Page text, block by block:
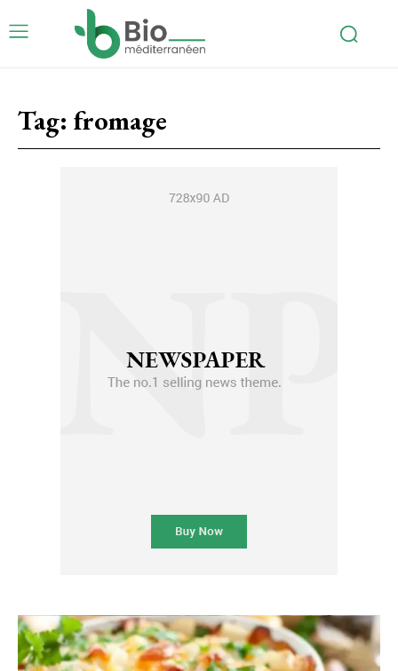
Tag: fromage